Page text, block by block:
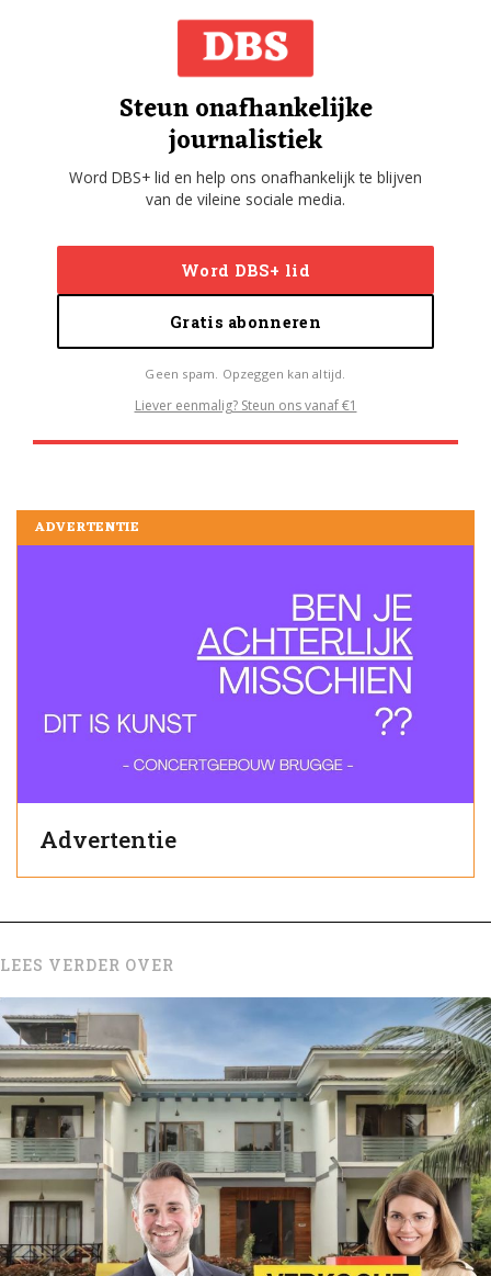
Steun onafhankelijke
journalistiek
Word DBS+ lid en help ons onafhankelijk te blijven
van de vileine sociale media.
Word DBS+ lid
Gratis abonneren
Geen spam. Opzeggen kan altijd.
Liever eenmalig? Steun ons vanaf €1
ADVERTENTIE
Advertentie
LEES VERDER OVER